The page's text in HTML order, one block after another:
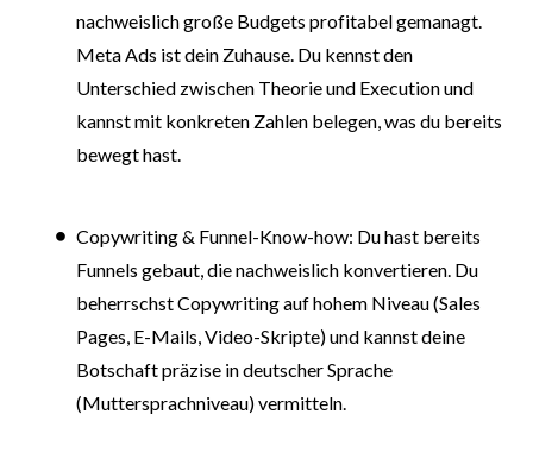
nachweislich große Budgets profitabel gemanagt.
Meta Ads ist dein Zuhause. Du kennst den
Unterschied zwischen Theorie und Execution und
kannst mit konkreten Zahlen belegen, was du bereits
bewegt hast.
Copywriting & Funnel-Know-how: Du hast bereits
Funnels gebaut, die nachweislich konvertieren. Du
beherrschst Copywriting auf hohem Niveau (Sales
Pages, E-Mails, Video-Skripte) und kannst deine
Botschaft präzise in deutscher Sprache
(Muttersprachniveau) vermitteln.